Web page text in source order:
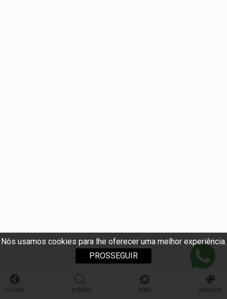
Nós usamos cookies para lhe oferecer uma melhor experiência.
PROSSEGUIR
VOLTAR BUSCAR MAIS ANUNCIE